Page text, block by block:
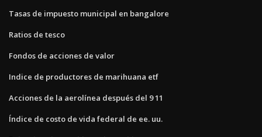
Tasas de impuesto municipal en bangalore
Ratios de tesco
Fondos de acciones de valor
Indice de productores de marihuana etf
Acciones de la aerolínea después del 9 11
Índice de costo de vida federal de ee. uu.